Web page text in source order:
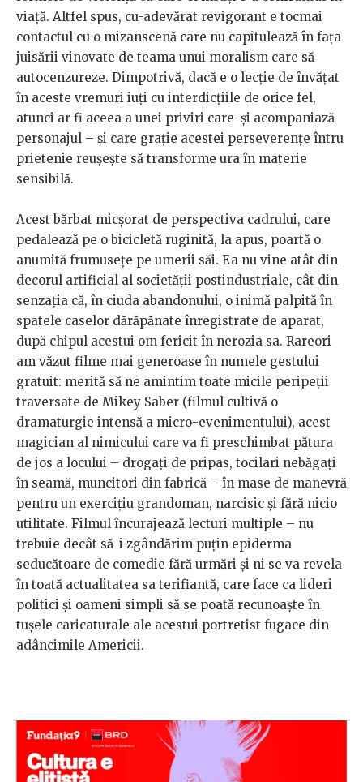
viață. Altfel spus, cu-adevărat revigorant e tocmai
contactul cu o mizanscenă care nu capitulează în fața
juisării vinovate de teama unui moralism care să
autocenzureze. Dimpotrivă, dacă e o lecție de învățat
în aceste vremuri iuți cu interdicțiile de orice fel,
atunci ar fi aceea a unei priviri care-și acompaniază
personajul – și care grație acestei perseverențe întru
prietenie reușește să transforme ura în materie
sensibilă.
Acest bărbat micșorat de perspectiva cadrului, care
pedalează pe o bicicletă ruginită, la apus, poartă o
anumită frumusețe pe umerii săi. Ea nu vine atât din
decorul artificial al societății postindustriale, cât din
senzația că, în ciuda abandonului, o inimă palpită în
spatele caselor dărăpănate înregistrate de aparat,
după chipul acestui om fericit în nerozia sa. Rareori
am văzut filme mai generoase în numele gestului
gratuit: merită să ne amintim toate micile peripeții
traversate de Mikey Saber (filmul cultivă o
dramaturgie intensă a micro-evenimentului), acest
magician al nimicului care va fi preschimbat pătura
de jos a locului – drogați de pripas, tocilari nebăgați
în seamă, muncitori din fabrică – în mase de manevră
pentru un exercițiu grandoman, narcisic și fără nicio
utilitate. Filmul încurajează lecturi multiple – nu
trebuie decât să-i zgândărim puțin epiderma
seducătoare de comedie fără urmări și ni se va revela
în toată actualitatea sa terifiantă, care face ca lideri
politici și oameni simpli să se poată recunoaște în
tușele caricaturale ale acestui portretist fugace din
adâncimile Americii.